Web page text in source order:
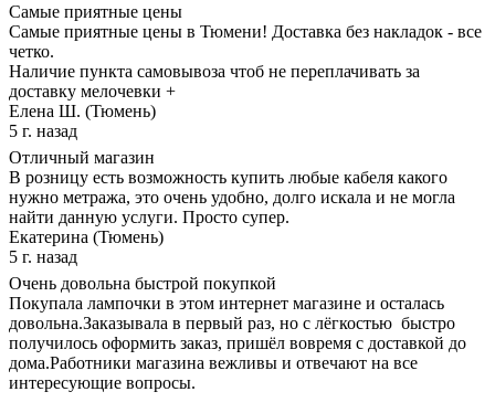
Самые приятные цены
Самые приятные цены в Тюмени! Доставка без накладок - все
четко.
Наличие пункта самовывоза чтоб не переплачивать за
доставку мелочевки +
Елена Ш. (Тюмень)
5 г. назад
Отличный магазин
В розницу есть возможность купить любые кабеля какого
нужно метража, это очень удобно, долго искала и не могла
найти данную услуги. Просто супер.
Екатерина (Тюмень)
5 г. назад
Очень довольна быстрой покупкой
Покупала лампочки в этом интернет магазине и осталась
довольна.Заказывала в первый раз, но с лёгкостью быстро
получилось оформить заказ, пришёл вовремя с доставкой до
дома.Работники магазина вежливы и отвечают на все
интересующие вопросы.